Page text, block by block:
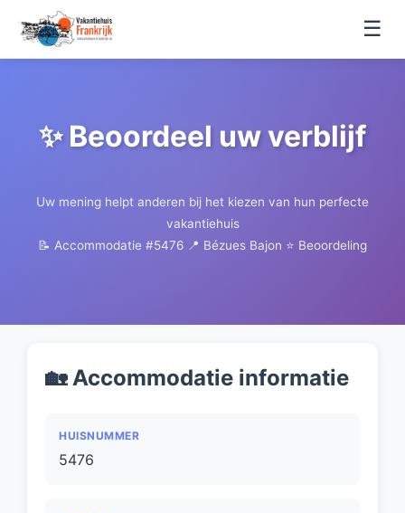
☰
✨ Beoordeel uw verblijf
Uw mening helpt anderen bij het kiezen van hun perfecte
vakantiehuis
📝 Accommodatie #5476 📍 Bézues Bajon ⭐ Beoordeling
🏡 Accommodatie informatie
HUISNUMMER
5476